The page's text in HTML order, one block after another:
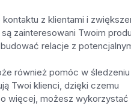
z klientami i
zainteresowani Twoim
relacje z
również pomóc w śledzeniu
Twoi klienci, dzięki czemu
więcej, możesz wykorzystać